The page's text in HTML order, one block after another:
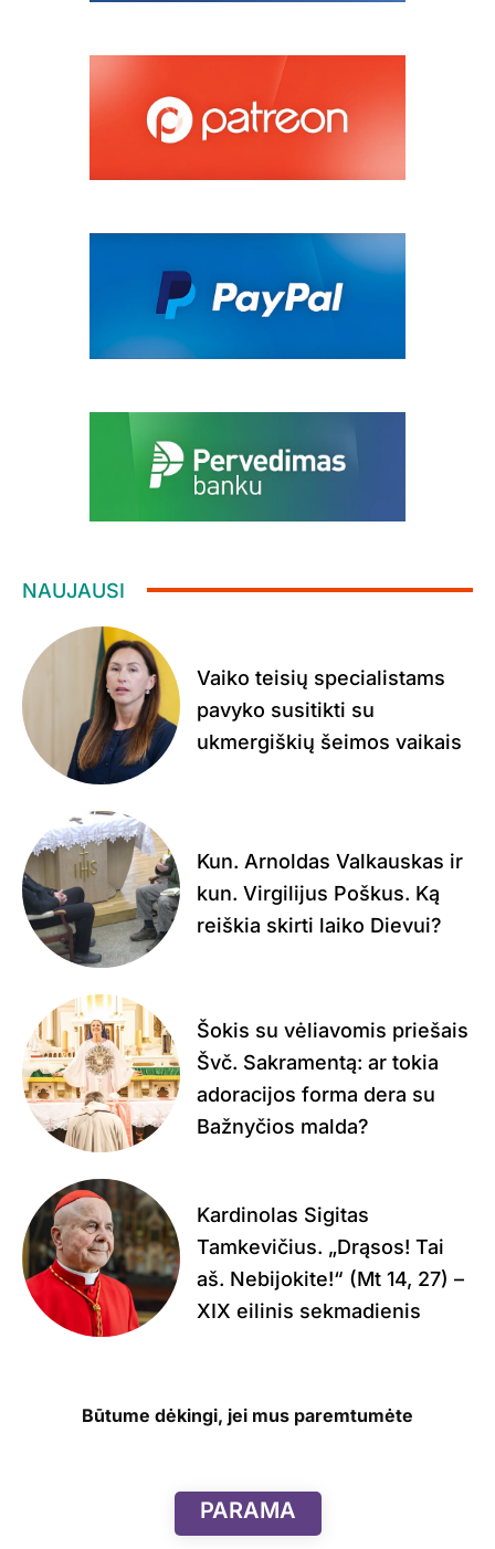
NAUJAUSI
Vaiko teisių specialistams
pavyko susitikti su
ukmergiškių šeimos vaikais
Kun. Arnoldas Valkauskas ir
kun. Virgilijus Poškus. Ką
reiškia skirti laiko Dievui?
Šokis su vėliavomis priešais
Švč. Sakramentą: ar tokia
adoracijos forma dera su
Bažnyčios malda?
Kardinolas Sigitas
Tamkevičius. „Drąsos! Tai
aš. Nebijokite!“ (Mt 14, 27) –
XIX eilinis sekmadienis
Būtume dėkingi, jei mus paremtumėte
PARAMA